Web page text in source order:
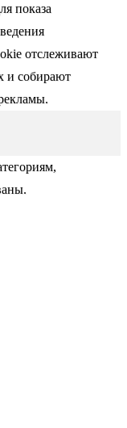
показа
отслеживают
и собирают